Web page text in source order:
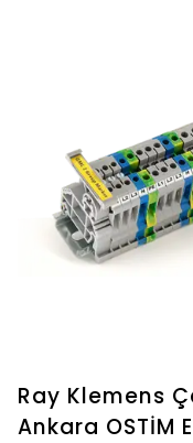
Ray Klemens
Ankara OSTİM